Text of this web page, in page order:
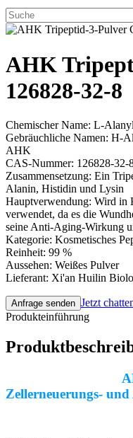
AHK
126828-32-8
Chemischer Name: L-
Gebräuchliche Namen: H-
AHK
CAS-Nummer: 126828-32-
Zusammensetzung: Ein
Alanin, Histidin und Lysin
Hauptverwendung: Wird in
verwendet, da es die
seine Anti-Aging-Wirkung
Kategorie: Kosmetisches
Reinheit: 99 %
Aussehen: Weißes Pulver
Lieferant: Xi'an Huilin
Anfrage senden Jetzt
Produkteinführung
Zellerneuerungs-